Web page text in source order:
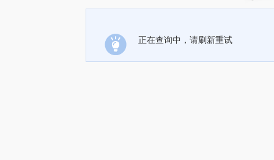
正在查询中，请刷新重试